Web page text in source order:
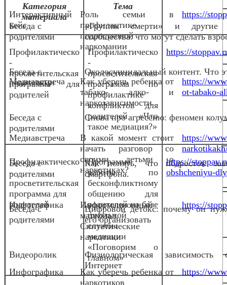
Интерактивный
кейс
Роль семьи в
профилактике
подростковой
наркомании
https://
Медиавстреча
Как уберечь ребенка от
табако- алко- и
наркозависимости
https://
ot-tabako-
Медиавстреча
В какой момент стоит
начать разговор со
своими детьми о
наркотиках?
https://
Инфографика
Информационный
материал.
Синтетические
наркотики
https://
Инфографика
Как уберечь ребенка от
наркотиков
https://
Беседа с
родителями
«Группы смерти» и другие
сообщества: что могут сделать
Беседа с
родителями
Околосуицидальный контент. Что
Беседа с
родителями
Снова про агрессию: феномен
Беседа с
родителями
Как понять, что подросток
смартфона.
Беседа с
родителями
Цифровой детокс: почему он
его организовать
Видеоролик
Физиологическая
Интернет
Категория
материала
Тема
Профилактическо
-
просветительская
программа для
родителей
Профилактическо
-
просветительская
программа по
профилактике
конфликтов для
родителей «Что
такое медиация?»
https://
Профилактическо
-
просветительская
программа для
родителей
Программа
работы по
бесконфликтному
общению для
родителей на базе
школьной
службы
медиации
«Поговорим о
главном»
https://
obshcheniyu-